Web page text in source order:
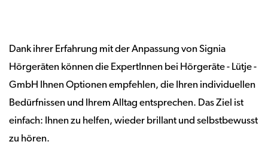
Dank ihrer Erfahrung mit der Anpassung von Signia
Hörgeräten können die ExpertInnen bei Hörgeräte - Lütje -
GmbH Ihnen Optionen empfehlen, die Ihren individuellen
Bedürfnissen und Ihrem Alltag entsprechen. Das Ziel ist
einfach: Ihnen zu helfen, wieder brillant und selbstbewusst
zu hören.